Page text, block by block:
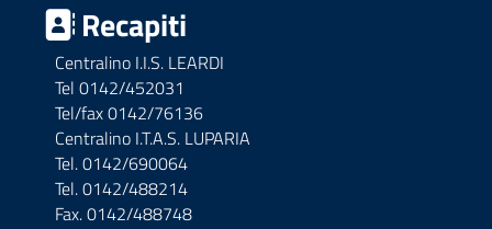
Recapiti
Centralino I.I.S. LEARDI
Tel 0142/452031
Tel/fax 0142/76136
Centralino I.T.A.S. LUPARIA
Tel. 0142/690064
Tel. 0142/488214
Fax. 0142/488748